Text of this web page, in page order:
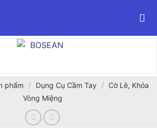
phẩm / Dụng Cụ Cầm Tay / Cờ Lê, Khóa
Vòng Miệng